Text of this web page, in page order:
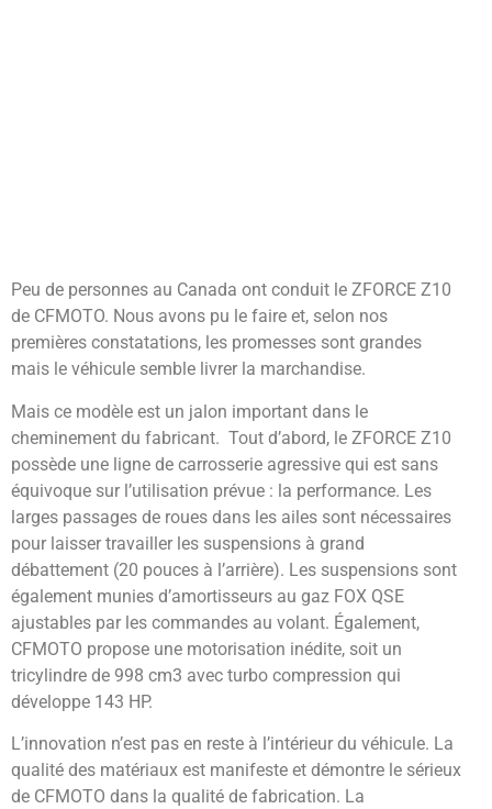
Peu de personnes au Canada ont conduit le ZFORCE Z10
de CFMOTO. Nous avons pu le faire et, selon nos
premières constatations, les promesses sont grandes
mais le véhicule semble livrer la marchandise.
Mais ce modèle est un jalon important dans le
cheminement du fabricant. Tout d’abord, le ZFORCE Z10
possède une ligne de carrosserie agressive qui est sans
équivoque sur l’utilisation prévue : la performance. Les
larges passages de roues dans les ailes sont nécessaires
pour laisser travailler les suspensions à grand
débattement (20 pouces à l’arrière). Les suspensions sont
également munies d’amortisseurs au gaz FOX QSE
ajustables par les commandes au volant. Également,
CFMOTO propose une motorisation inédite, soit un
tricylindre de 998 cm3 avec turbo compression qui
développe 143 HP.
L’innovation n’est pas en reste à l’intérieur du véhicule. La
qualité des matériaux est manifeste et démontre le sérieux
de CFMOTO dans la qualité de fabrication. La